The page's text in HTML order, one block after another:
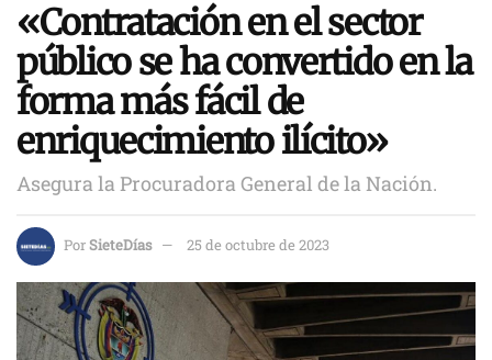
«Contratación en el sector
público se ha convertido en la
forma más fácil de
enriquecimiento ilícito»
Asegura la Procuradora General de la Nación.
PorSieteDías 25 de octubre de 2023